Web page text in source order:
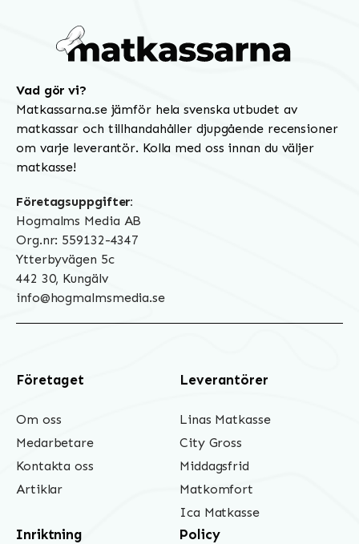
Vad gör vi?
Matkassarna.se jämför hela svenska utbudet av
matkassar och tillhandahåller djupgående recensioner
om varje leverantör. Kolla med oss innan du väljer
matkasse!
Företagsuppgifter:
Hogmalms Media AB
Org.nr: 559132-4347
Ytterbyvägen 5c
442 30, Kungälv
info@hogmalmsmedia.se
Företaget
Om oss
Medarbetare
Kontakta oss
Artiklar
Leverantörer
Linas Matkasse
City Gross
Middagsfrid
Matkomfort
Ica Matkasse
Inriktning Policy